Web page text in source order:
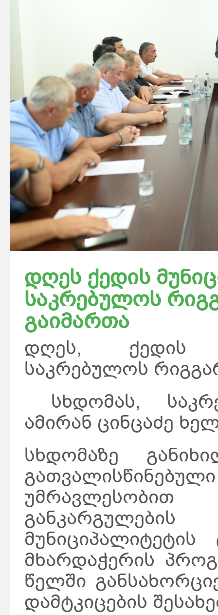
დღეს ქედის
საკრებულოს
გაიმართა
დღეს, ქედის
საკრებულოს
სხდომას,
ამირან ცინცაძე
სხდომაზე
უმრავლესობით
მხარდაჭერის
წელში
დამტკიცების